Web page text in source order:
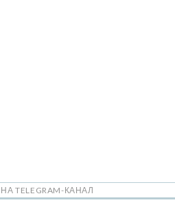
TELEGRAM-КАНАЛ